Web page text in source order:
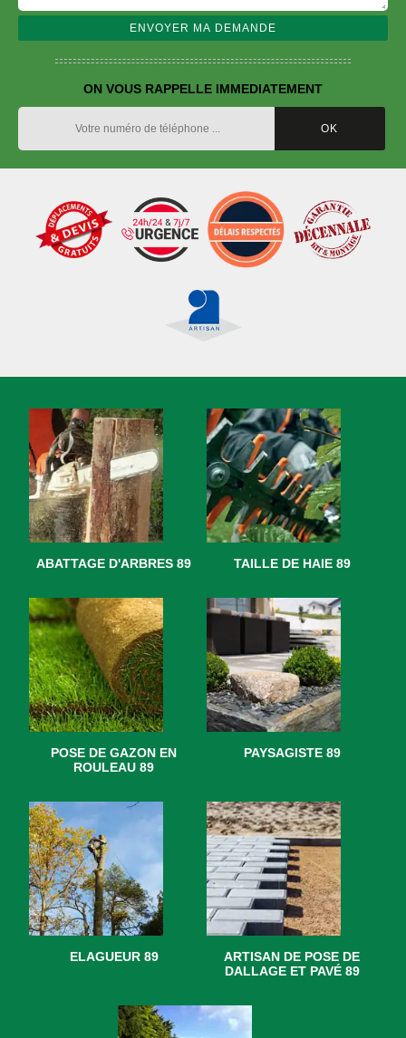
ON VOUS RAPPELLE IMMEDIATEMENT
ABATTAGE D'ARBRES 89 TAILLE DE HAIE 89
POSE DE GAZON EN
ROULEAU 89
PAYSAGISTE 89
ELAGUEUR 89
ARTISAN DE POSE DE
DALLAGE ET PAVÉ 89